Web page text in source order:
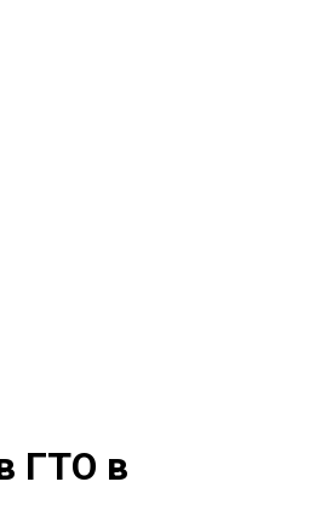
ГТО в